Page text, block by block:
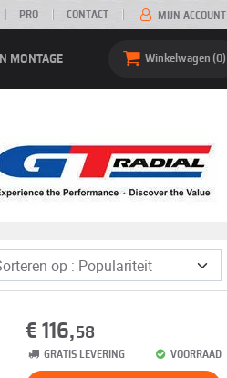
PRO CONTACT MIJN ACCOUNT
MONTAGE Winkelwagen 0
€ 116,58
GRATIS LEVERING VOORRAAD